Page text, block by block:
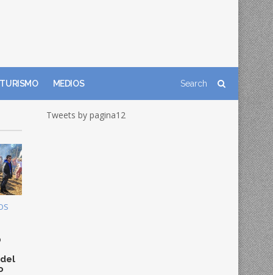
TURISMO MEDIOS
Tweets by pagina12